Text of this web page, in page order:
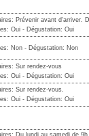
Prévenir avant d'arriver.
Oui - Dégustation: Oui
Non - Dégustation: Non
Sur rendez-vous
Oui - Dégustation: Oui
Sur rendez-vous.
Oui - Dégustation: Oui
Du lundi au samedi de